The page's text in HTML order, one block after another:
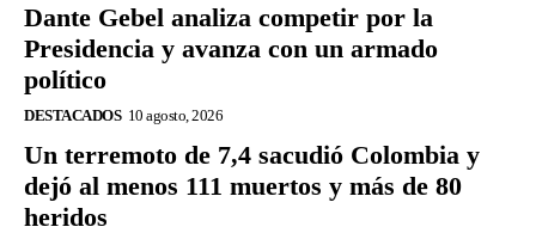
Dante Gebel analiza competir por la
Presidencia y avanza con un armado
político
DESTACADOS 10 agosto, 2026
Un terremoto de 7,4 sacudió Colombia y
dejó al menos 111 muertos y más de 80
heridos